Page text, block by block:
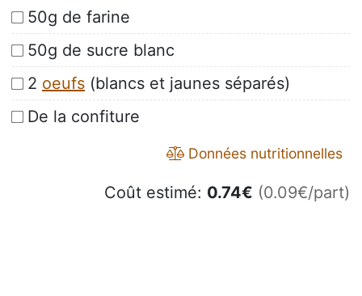
50g de farine
50g de sucre blanc
2 oeufs (blancs et jaunes séparés)
De la confiture
Données nutritionnelles
Coût estimé: 0.74€ (0.09€/part)